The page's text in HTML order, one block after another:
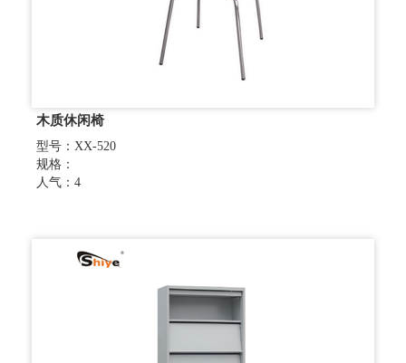
木质休闲椅
型号：XX-520
规格：
人气：4